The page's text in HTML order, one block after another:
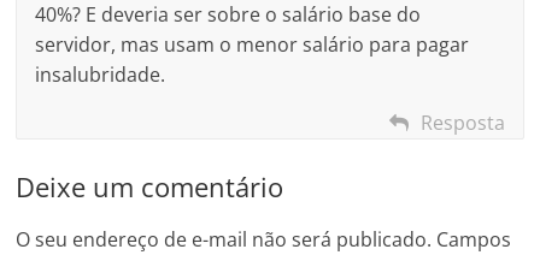
40%? E deveria ser sobre o salário base do
servidor, mas usam o menor salário para pagar
insalubridade.
Resposta
Deixe um comentário
O seu endereço de e-mail não será publicado. Campos